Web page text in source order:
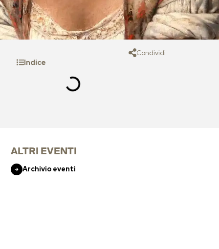
Indice
Condividi
ALTRI EVENTI
Archivio eventi